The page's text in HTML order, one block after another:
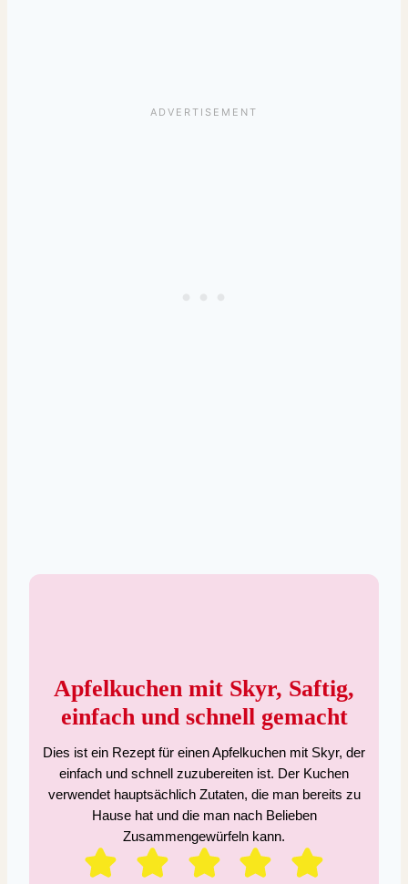
Apfelkuchen mit Skyr, Saftig,
einfach und schnell gemacht
Dies ist ein Rezept für einen Apfelkuchen mit Skyr, der
einfach und schnell zuzubereiten ist. Der Kuchen
verwendet hauptsächlich Zutaten, die man bereits zu
Hause hat und die man nach Belieben
Zusammengewürfeln kann.